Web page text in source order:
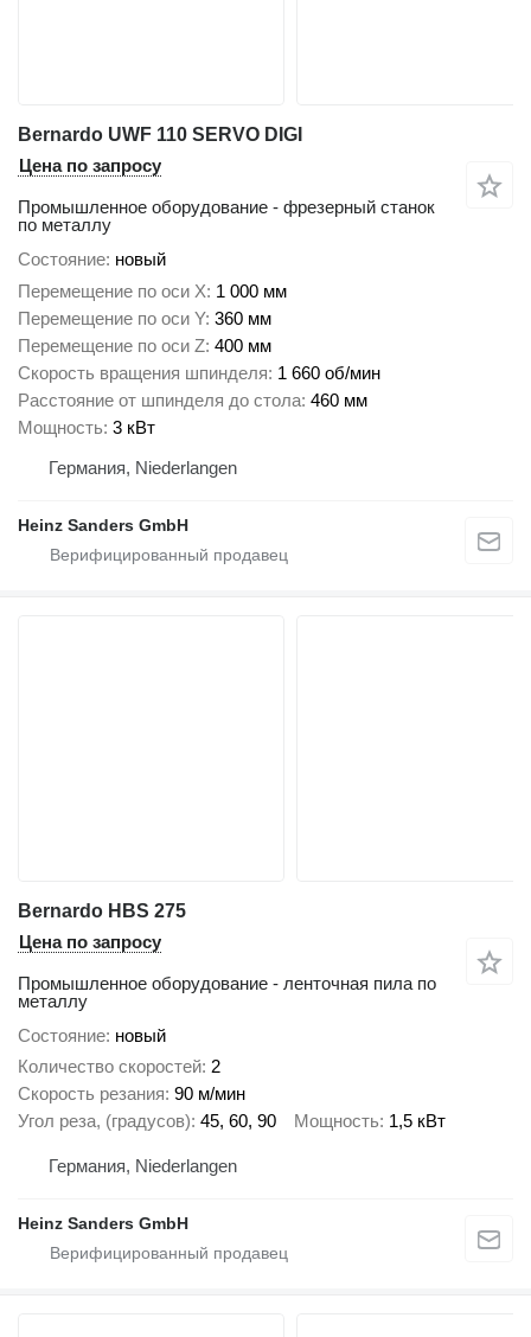
Bernardo UWF 110 SERVO DIGI
Цена по запросу
Промышленное оборудование - фрезерный станок
по металлу
Состояние новый
Перемещение по оси X 1 000 мм
Перемещение по оси Y 360 мм
Перемещение по оси Z 400 мм
Скорость вращения шпинделя 1 660 об/мин
Расстояние от шпинделя до стола 460 мм
Мощность 3 кВт
Германия, Niederlangen
Heinz Sanders GmbH
Bernardo HBS 275
Цена по запросу
Промышленное оборудование - ленточная пила по
металлу
Состояние новый
Количество скоростей 2
Скорость резания 90 м/мин
Угол реза, (градусов) 45, 60, 90 Мощность 1,5 кВт
Германия, Niederlangen
Heinz Sanders GmbH